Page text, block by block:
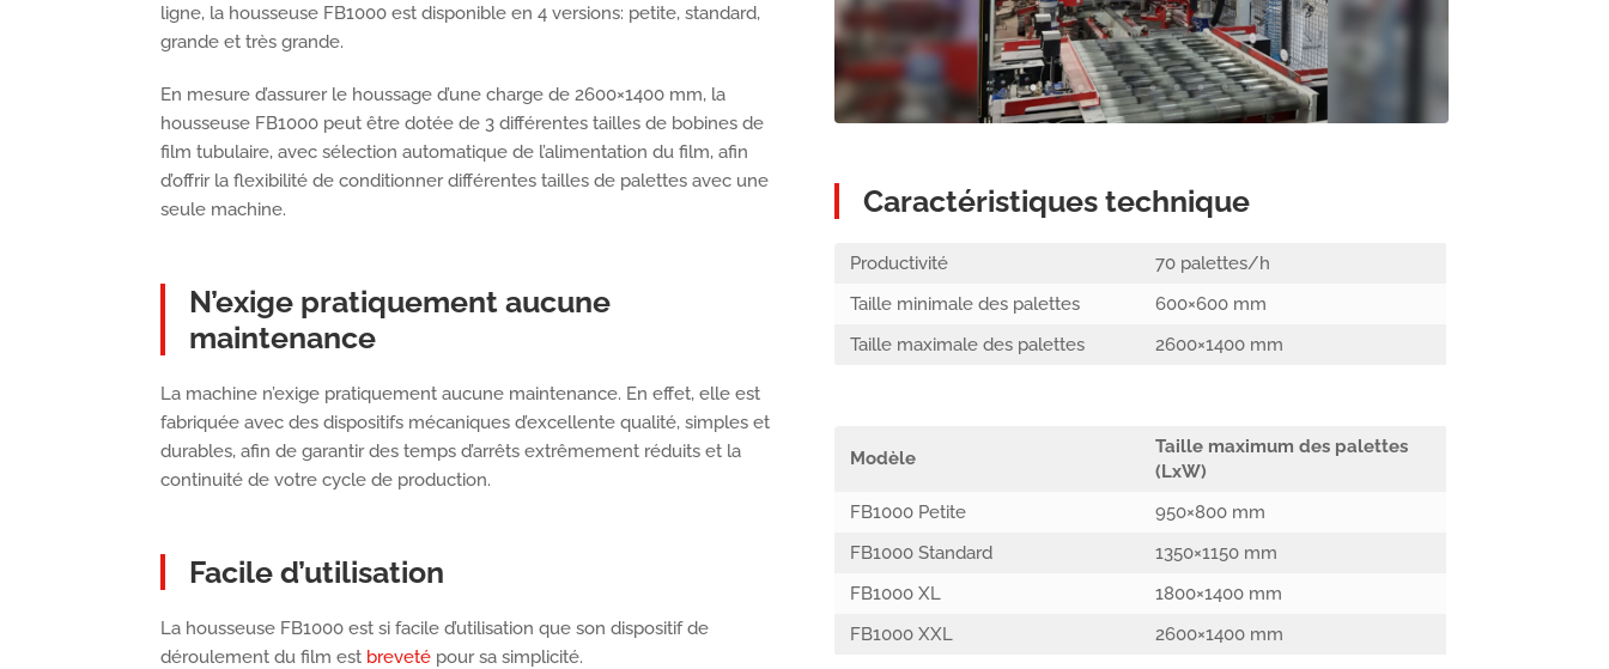
ligne, la housseuse FB1000 est disponible en 4 versions: petite, standard,
grande et très grande.
En mesure d’assurer le houssage d’une charge de 2600×1400 mm, la
housseuse FB1000 peut être dotée de 3 différentes tailles de bobines de
film tubulaire, avec sélection automatique de l’alimentation du film, afin
d’offrir la flexibilité de conditionner différentes tailles de palettes avec une
seule machine.
N’exige pratiquement aucune
maintenance
La machine n’exige pratiquement aucune maintenance. En effet, elle est
fabriquée avec des dispositifs mécaniques d’excellente qualité, simples et
durables, afin de garantir des temps d’arrêts extrêmement réduits et la
continuité de votre cycle de production.
Facile d’utilisation
La housseuse FB1000 est si facile d’utilisation que son dispositif de
déroulement du film est breveté pour sa simplicité.
Caractéristiques technique
Productivité
70 palettes/h
Taille minimale des palettes
600×600 mm
Taille maximale des palettes
2600×1400 mm
Modèle
Taille maximum des palettes
(LxW)
FB1000 Petite
950×800 mm
FB1000 Standard
1350×1150 mm
FB1000 XL
1800×1400 mm
FB1000 XXL
2600×1400 mm